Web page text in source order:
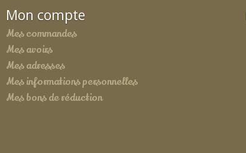
Mon compte
Mes commandes
Mes avoirs
Mes adresses
Mes informations personnelles
Mes bons de réduction